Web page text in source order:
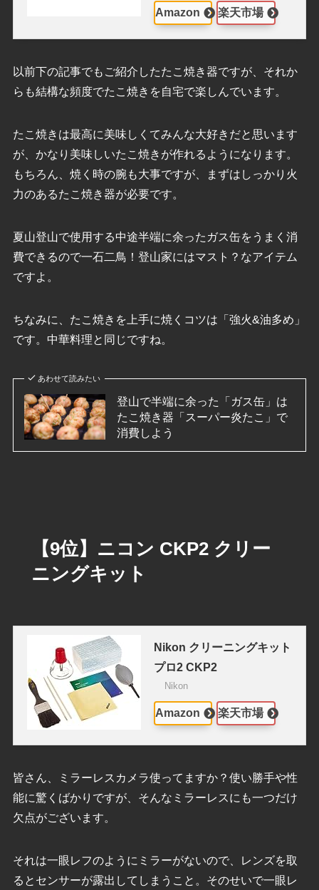
Amazon 楽天市場
以前下の記事でもご紹介したたこ焼き器ですが、それか
らも結構な頻度でたこ焼きを自宅で楽しんでいます。
たこ焼きは最高に美味しくてみんな大好きだと思います
が、かなり美味しいたこ焼きが作れるようになります。
もちろん、焼く時の腕も大事ですが、まずはしっかり火
力のあるたこ焼き器が必要です。
夏山登山で使用する中途半端に余ったガス缶をうまく消
費できるので一石二鳥！登山家にはマスト？なアイテム
ですよ。
ちなみに、たこ焼きを上手に焼くコツは「強火&油多め」
です。中華料理と同じですね。
あわせて読みたい
登山で半端に余った「ガス缶」は
たこ焼き器「スーパー炎たこ」で
消費しよう
【9位】ニコン CKP2 クリー
ニングキット
Nikon クリーニングキット
プロ2 CKP2
Nikon
Amazon 楽天市場
皆さん、ミラーレスカメラ使ってますか？使い勝手や性
能に驚くばかりですが、そんなミラーレスにも一つだけ
欠点がございます。
それは一眼レフのようにミラーがないので、レンズを取
るとセンサーが露出してしまうこと。そのせいで一眼レ